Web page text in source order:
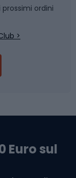
ordini
>
Euro sul